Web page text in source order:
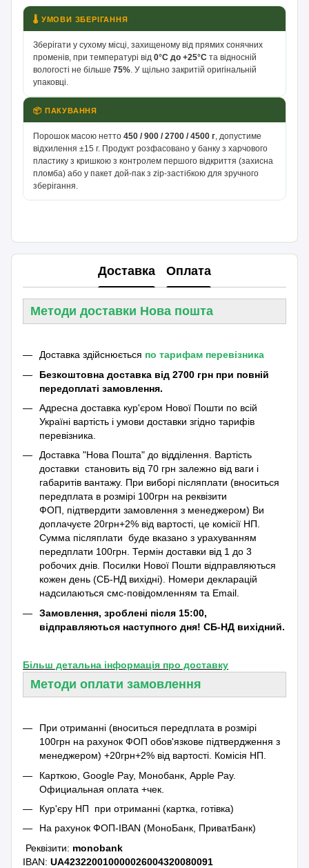
🌡 УМОВИ ЗБЕРІГАННЯ
Зберігати у сухому місці, захищеному від прямих сонячних
променів, при температурі від0°С до +25°С та відносній
вологості не більше75% . У щільно закритій оригінальній
упаковці.
📦 ПАКУВАННЯ
Порошок масою нетто450 / 900 / 2700 / 4500 г , допустиме
відхилення ±15 г. Продукт розфасовано у банку з харчового
пластику з кришкою з контролем першого відкриття (захисна
пломба) або у пакет дой-пак з zip-застібкою для зручного
зберігання.
Доставка Оплата
Методи доставки Нова пошта
Доставка здійснюється по тарифам перевізника
Безкоштовна доставка від 2700 грн при повній
передоплаті замовлення.
Адресна доставка кур'єром Нової Пошти по всій
Україні вартість і умови доставки згідно тарифів
перевізника.
Доставка "Нова Пошта" до відділення. Вартість
доставки становить від 70 грн залежно від ваги і
габаритів вантажу. При виборі післяплати (вноситься
передплата в розмірі 100грн на реквізити
ФОП, підтвердити замовлення з менеджером) Ви
доплачуєте 20грн+2% від вартості, це комісії НП.
Сумма післяплати буде вказано з урахуванням
передплати 100грн. Термін доставки від 1 до 3
робочих днів. Посилки Нової Пошти відправляються
кожен день (СБ-НД вихідні). Номери декларацій
надсилаються смс-повідомленням та Emаil.
Замовлення, зроблені після 15:00,
відправляються наступного дня! СБ-НД вихідний.
Більш детальна інформація про доставку
Методи оплати замовлення
При отриманні (вноситься передплата в розмірі
100грн на рахунок ФОП обов'язкове підтвердження з
менеджером) +20грн+2% від вартості. Комісія НП.
Карткою, Google Pay, Монобанк, Apple Pay.
Официальная оплата +чек.
Кур'єру НП при отриманні (картка, готівка)
На рахунок ФОП-IBAN (МоноБанк, ПриватБанк)
Реквізити: monobank
IBAN:UA423220010000026004320080091